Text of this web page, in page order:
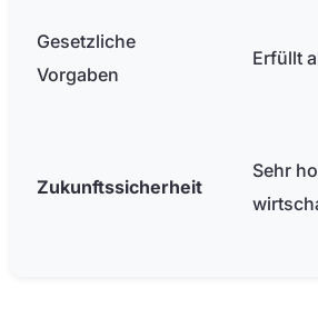
Gesetzliche
Vorgaben
Erfüllt
Zukunftssicherheit
Sehr